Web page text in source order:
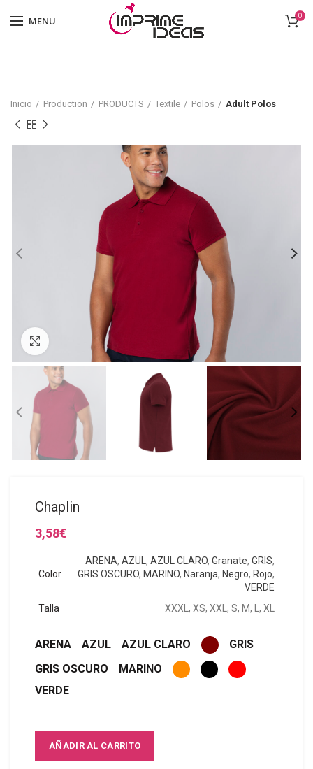
MENU 0
Inicio Production PRODUCTS Textile Polos Adult Polos
Click to enlarge
Chaplin
3,58€
Color
ARENA, AZUL , AZUL CLARO, Granate, GRIS,
GRIS OSCURO, MARINO, Naranja, Negro, Rojo,
VERDE
Talla
XXXL, XS, XXL, S, M, L, XL
ARENA AZUL AZUL CLARO
GRIS
GRIS OSCURO
MARINO
VERDE
AÑADIR AL CARRITO